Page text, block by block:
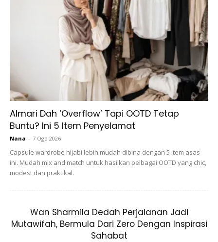
View this post on Instagram
A Post Shared By LindaRafar (@lindarafar)
Almari Dah ‘Overflow’ Tapi OOTD Tetap
Buntu? Ini 5 Item Penyelamat
Nana - 7 Ogo 2026
Capsule wardrobe hijabi lebih mudah dibina dengan 5 item asas
ini. Mudah mix and match untuk hasilkan pelbagai OOTD yang chic,
modest dan praktikal.
Wan Sharmila Dedah Perjalanan Jadi
Mutawifah, Bermula Dari Zero Dengan Inspirasi
Sahabat